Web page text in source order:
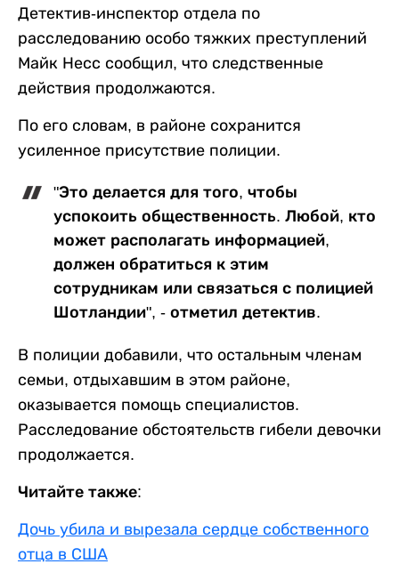
Детектив-инспектор отдела по
расследованию особо тяжких преступлений
Майк Несс сообщил, что следственные
действия продолжаются.
По его словам, в районе сохранится
усиленное присутствие полиции.
"Это делается для того, чтобы
успокоить общественность. Любой, кто
может располагать информацией,
должен обратиться к этим
сотрудникам или связаться с полицией
Шотландии", - отметил детектив.
В полиции добавили, что остальным членам
семьи, отдыхавшим в этом районе,
оказывается помощь специалистов.
Расследование обстоятельств гибели девочки
продолжается.
Читайте также:
Дочь убила и вырезала сердце собственного
отца в США